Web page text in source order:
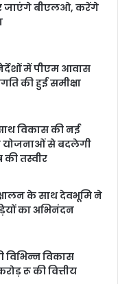
जाएंगे बीएलओ, करेंगे
में पीएम आवास
की हुई समीक्षा
विकास की नई
योजनाओं से बदलेगी
की तस्वीर
के साथ देवभूमि ने
का अभिनंदन
विभिन्न विकास
रू की वित्तीय